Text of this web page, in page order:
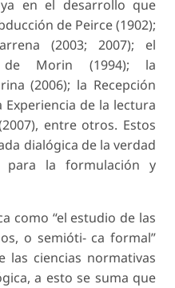
en el desarrollo que
de Peirce (1902);
(2003; 2007); el
de Morin (1994); la
(2006); la Recepción
Experiencia de la lectura
entre otros. Estos
dialógica de la verdad
para la formulación y
como “el estudio de las
o semióti- ca formal”
las ciencias normativas
a esto se suma que